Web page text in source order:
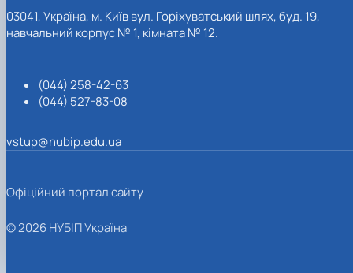
03041, Україна, м. Київ вул. Горіхуватський шлях, буд. 19,
навчальний корпус № 1, кімната № 12.
(044) 258-42-63
(044) 527-83-08
vstup@nubip.edu.ua
Офіційний портал сайту
© 2026 НУБІП Україна